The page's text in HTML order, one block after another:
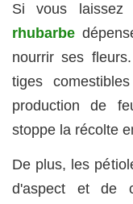
Si vous laissez
rhubarbe
nourrir ses
tiges
production de
stoppe la récolte
De plus, les
d'aspect et de